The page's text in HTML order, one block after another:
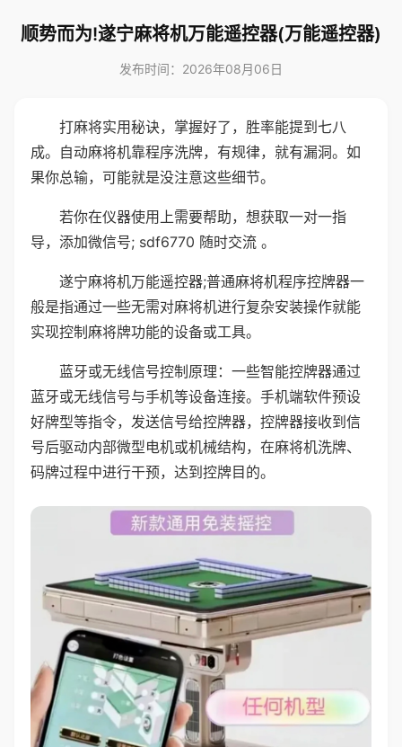
顺势而为!遂宁麻将机万能遥控器(万能遥控器)
发布时间：2026年08月06日
打麻将实用秘诀，掌握好了，胜率能提到七八
成。自动麻将机靠程序洗牌，有规律，就有漏洞。如
果你总输，可能就是没注意这些细节。
若你在仪器使用上需要帮助，想获取一对一指
导，添加微信号; sdf6770 随时交流 。
遂宁麻将机万能遥控器;普通麻将机程序控牌器一
般是指通过一些无需对麻将机进行复杂安装操作就能
实现控制麻将牌功能的设备或工具。
蓝牙或无线信号控制原理：一些智能控牌器通过
蓝牙或无线信号与手机等设备连接。手机端软件预设
好牌型等指令，发送信号给控牌器，控牌器接收到信
号后驱动内部微型电机或机械结构，在麻将机洗牌、
码牌过程中进行干预，达到控牌目的。